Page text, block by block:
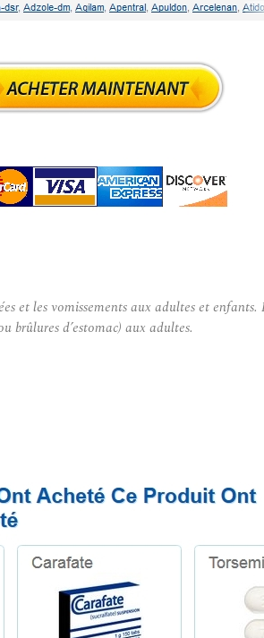
les vomissements aux adultes et enfants.
brûlures d’estomac) aux adultes.